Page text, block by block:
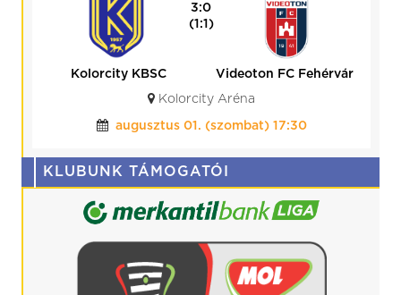
3:0
(1:1)
Kolorcity KBSC
Videoton FC Fehérvár
Kolorcity Aréna
augusztus 01. (szombat) 17:30
KLUBUNK TÁMOGATÓI